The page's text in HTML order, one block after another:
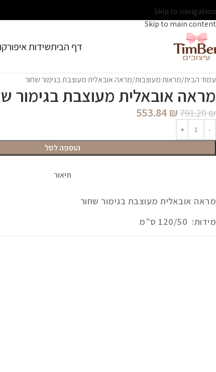
Skip to navigation
Skip to main content
דף הביתשידות איפור
עמוד הבית מראות מעוצבות מראה אובאלית מעוצבת בגימור שחור
מראה אובאלית מעוצבת בגימור
791.20₪
553.84 ₪
הוספה לסל
תיאור
מראה אובאלית מעוצבת בגימור שחור
מידות: 120/50 ס”מ